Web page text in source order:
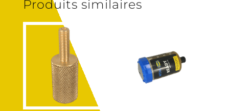
Produits similaires